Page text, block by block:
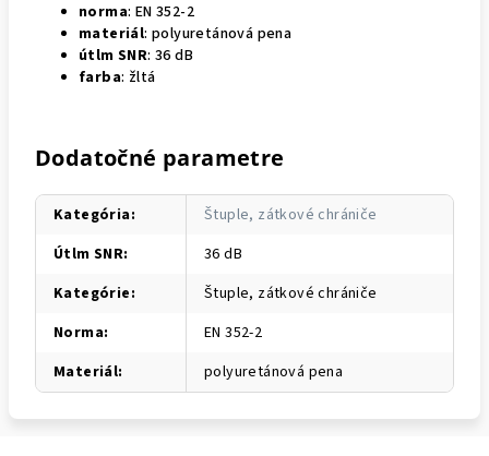
norma: EN 352-2
materiál: polyuretánová pena
útlm SNR: 36 dB
farba: žltá
Dodatočné parametre
Kategória:
Štuple, zátkové chrániče
Útlm SNR:
36 dB
Kategórie:
Štuple, zátkové chrániče
Norma:
EN 352-2
Materiál: polyuretánová pena